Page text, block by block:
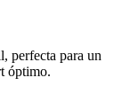
perfecta para un
óptimo.